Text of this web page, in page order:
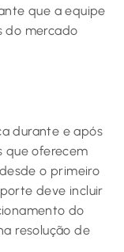
que a equipe
do mercado
durante e após
que oferecem
o primeiro
deve incluir
do
resolução de